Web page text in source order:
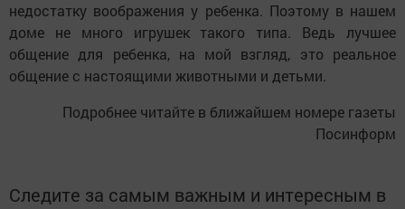
недостатку воображения у ребенка. Поэтому в нашем
доме не много игрушек такого типа. Ведь лучшее
общение для ребенка, на мой взгляд, это реальное
общение с настоящими животными и детьми.
Подробнее читайте в ближайшем номере газеты
Посинформ
Следите за самым важным и интересным в